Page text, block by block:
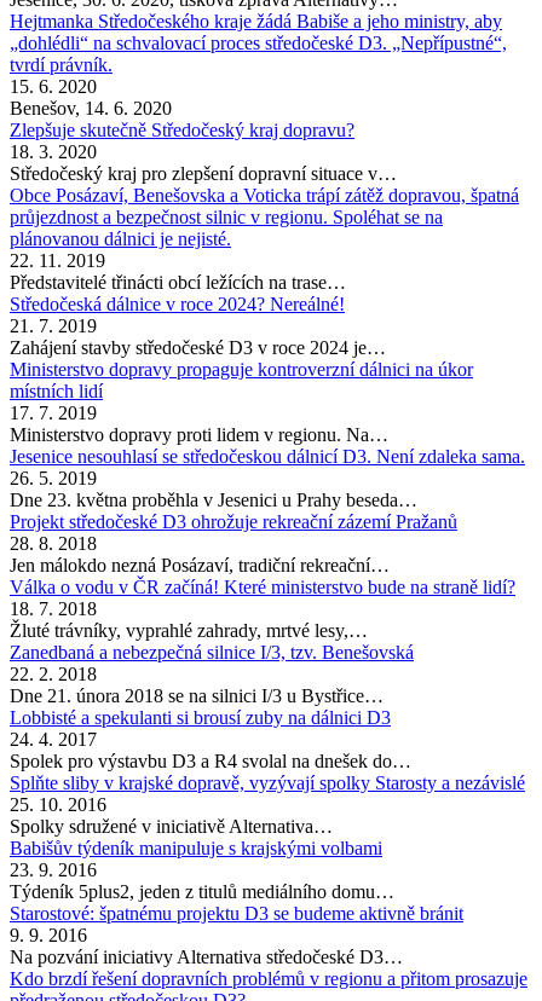
Hejtmanka Středočeského kraje žádá Babiše a jeho ministry, aby
„dohlédli“ na schvalovací proces středočeské D3. „Nepřípustné“,
tvrdí právník.
15. 6. 2020
Benešov, 14. 6. 2020
Zlepšuje skutečně Středočeský kraj dopravu?
18. 3. 2020
Středočeský kraj pro zlepšení dopravní situace v…
Obce Posázaví, Benešovska a Voticka trápí zátěž dopravou, špatná
průjezdnost a bezpečnost silnic v regionu. Spoléhat se na
plánovanou dálnici je nejisté.
22. 11. 2019
Představitelé třinácti obcí ležících na trase…
Středočeská dálnice v roce 2024? Nereálné!
21. 7. 2019
Zahájení stavby středočeské D3 v roce 2024 je…
Ministerstvo dopravy propaguje kontroverzní dálnici na úkor
místních lidí
17. 7. 2019
Ministerstvo dopravy proti lidem v regionu. Na…
Jesenice nesouhlasí se středočeskou dálnicí D3. Není zdaleka sama.
26. 5. 2019
Dne 23. května proběhla v Jesenici u Prahy beseda…
Projekt středočeské D3 ohrožuje rekreační zázemí Pražanů
28. 8. 2018
Jen málokdo nezná Posázaví, tradiční rekreační…
Válka o vodu v ČR začíná! Které ministerstvo bude na straně lidí?
18. 7. 2018
Žluté trávníky, vyprahlé zahrady, mrtvé lesy,…
Zanedbaná a nebezpečná silnice I/3, tzv. Benešovská
22. 2. 2018
Dne 21. února 2018 se na silnici I/3 u Bystřice…
Lobbisté a spekulanti si brousí zuby na dálnici D3
24. 4. 2017
Spolek pro výstavbu D3 a R4 svolal na dnešek do…
Splňte sliby v krajské dopravě, vyzývají spolky Starosty a nezávislé
25. 10. 2016
Spolky sdružené v iniciativě Alternativa…
Babišův týdeník manipuluje s krajskými volbami
23. 9. 2016
Týdeník 5plus2, jeden z titulů mediálního domu…
Starostové: špatnému projektu D3 se budeme aktivně bránit
9. 9. 2016
Na pozvání iniciativy Alternativa středočeské D3…
Kdo brzdí řešení dopravních problémů v regionu a přitom prosazuje